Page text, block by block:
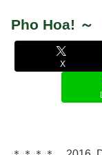
Pho Hoa! ～
X